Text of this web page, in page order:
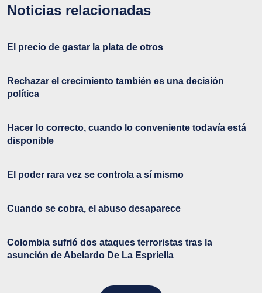
Noticias relacionadas
El precio de gastar la plata de otros
Rechazar el crecimiento también es una decisión
política
Hacer lo correcto, cuando lo conveniente todavía está
disponible
El poder rara vez se controla a sí mismo
Cuando se cobra, el abuso desaparece
Colombia sufrió dos ataques terroristas tras la
asunción de Abelardo De La Espriella